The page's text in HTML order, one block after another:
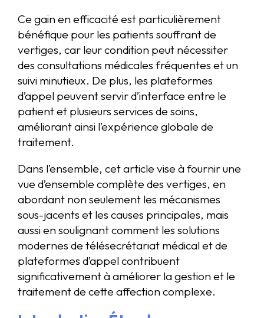
Ce gain en efficacité est particulièrement
bénéfique pour les patients souffrant de
vertiges, car leur condition peut nécessiter
des consultations médicales fréquentes et un
suivi minutieux. De plus, les plateformes
d’appel peuvent servir d’interface entre le
patient et plusieurs services de soins,
améliorant ainsi l’expérience globale de
traitement.
Dans l’ensemble, cet article vise à fournir une
vue d’ensemble complète des vertiges, en
abordant non seulement les mécanismes
sous-jacents et les causes principales, mais
aussi en soulignant comment les solutions
modernes de télésecrétariat médical et de
plateformes d’appel contribuent
significativement à améliorer la gestion et le
traitement de cette affection complexe.